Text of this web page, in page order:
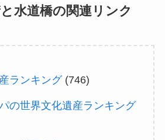
水道橋の関連リンク
ランキング(746)
の世界文化遺産ランキング